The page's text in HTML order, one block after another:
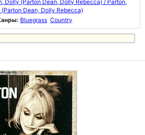
Dolly (Parton Dean, Dolly Rebecca) / Parton,
(Parton Dean, Dolly Rebecca)
Bluegrass Country